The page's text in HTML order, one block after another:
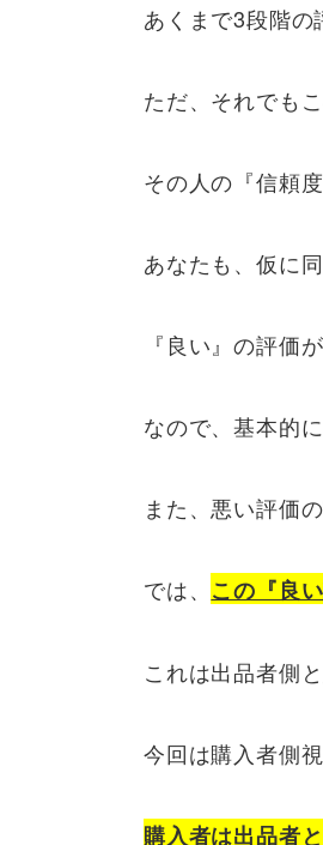
あくまで3段階の
ただ、それでも
その人の『信頼
あなたも、仮に
『良い』の評価
なので、基本的
また、悪い評価
では、 この『良
これは出品者側
今回は購入者側
購入者は出品者